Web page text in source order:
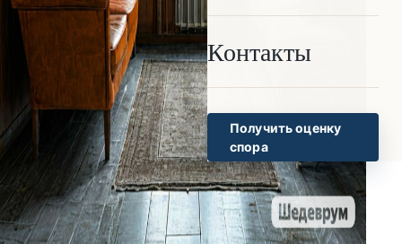
Контакты
Получить оценку
спора